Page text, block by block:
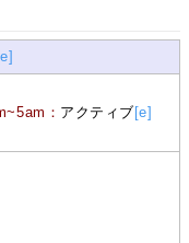
： アクティブ [e]